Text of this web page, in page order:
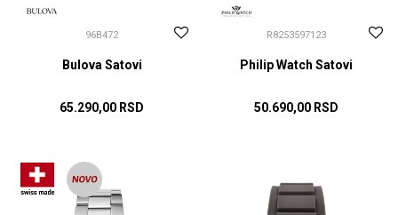
96B472
Bulova Satovi
65.290,00 RSD
DODAJ U KORPU
R8253597123
Philip Watch Satovi
50.690,00 RSD